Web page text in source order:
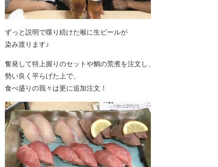
ずっと説明で喋り続けた喉に生ビールが
染み渡ります♪
奮発して特上握りのセットや鯛の荒煮を注文し、
勢い良く平らげた上で、
食べ盛りの我々は更に追加注文！